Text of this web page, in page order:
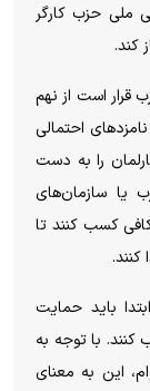
ملی حزب کارگر
کند.
قرار است از نهم
احتمالی
را به دست
یا سازمان‌های
کسب کنند تا
کنند.
باید حمایت
کنند. با توجه به
این به معنای